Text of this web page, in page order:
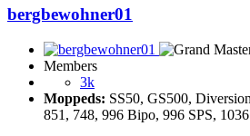
bergbewohner01
Members
3k
Moppeds: SS50, GS500,
851, 748, 996 Bipo, 996 SPS,